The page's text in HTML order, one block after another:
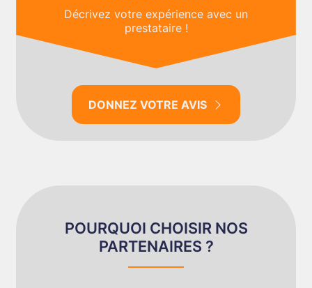
Décrivez votre expérience avec un
prestataire !
DONNEZ VOTRE AVIS
POURQUOI CHOISIR NOS
PARTENAIRES ?